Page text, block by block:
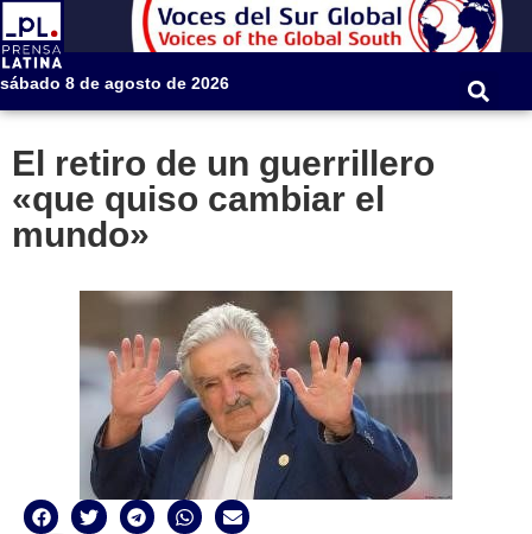
sábado 8 de agosto de 2026
El retiro de un guerrillero
«que quiso cambiar el
mundo»